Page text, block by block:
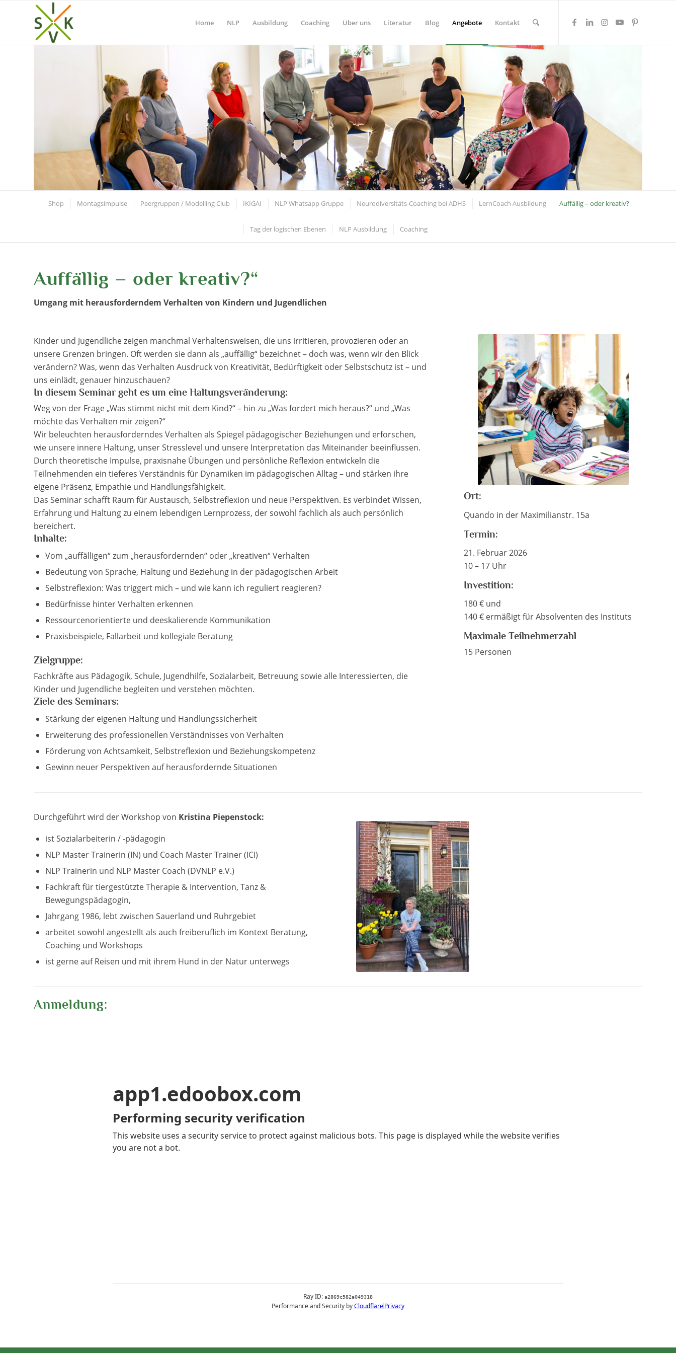
Home NLP Ausbildung Coaching Über uns Literatur Blog Angebote Kontakt
Shop Montagsimpulse Peergruppen / Modelling Club IKIGAI NLP Whatsapp Gruppe Neurodiversitäts-Coaching bei ADHS LernCoach Ausbildung Auffällig – oder kreativ?
Tag der logischen Ebenen NLP Ausbildung Coaching
Auffällig – oder kreativ?“
Umgang mit herausforderndem Verhalten von Kindern und Jugendlichen
Kinder und Jugendliche zeigen manchmal Verhaltensweisen, die uns irritieren, provozieren oder an
unsere Grenzen bringen. Oft werden sie dann als „auffällig“ bezeichnet – doch was, wenn wir den Blick
verändern? Was, wenn das Verhalten Ausdruck von Kreativität, Bedürftigkeit oder Selbstschutz ist – und
uns einlädt, genauer hinzuschauen?
In diesem Seminar geht es um eine Haltungsveränderung:
Weg von der Frage „Was stimmt nicht mit dem Kind?“ – hin zu „Was fordert mich heraus?“ und „Was
möchte das Verhalten mir zeigen?“
Wir beleuchten herausforderndes Verhalten als Spiegel pädagogischer Beziehungen und erforschen,
wie unsere innere Haltung, unser Stresslevel und unsere Interpretation das Miteinander beeinflussen.
Durch theoretische Impulse, praxisnahe Übungen und persönliche Reflexion entwickeln die
Teilnehmenden ein tieferes Verständnis für Dynamiken im pädagogischen Alltag – und stärken ihre
eigene Präsenz, Empathie und Handlungsfähigkeit.
Das Seminar schafft Raum für Austausch, Selbstreflexion und neue Perspektiven. Es verbindet Wissen,
Erfahrung und Haltung zu einem lebendigen Lernprozess, der sowohl fachlich als auch persönlich
bereichert.
Inhalte:
Vom „auffälligen“ zum „herausfordernden“ oder „kreativen“ Verhalten
Bedeutung von Sprache, Haltung und Beziehung in der pädagogischen Arbeit
Selbstreflexion: Was triggert mich – und wie kann ich reguliert reagieren?
Bedürfnisse hinter Verhalten erkennen
Ressourcenorientierte und deeskalierende Kommunikation
Praxisbeispiele, Fallarbeit und kollegiale Beratung
Zielgruppe:
Fachkräfte aus Pädagogik, Schule, Jugendhilfe, Sozialarbeit, Betreuung sowie alle Interessierten, die
Kinder und Jugendliche begleiten und verstehen möchten.
Ziele des Seminars:
Stärkung der eigenen Haltung und Handlungssicherheit
Erweiterung des professionellen Verständnisses von Verhalten
Förderung von Achtsamkeit, Selbstreflexion und Beziehungskompetenz
Gewinn neuer Perspektiven auf herausfordernde Situationen
Ort:
Quando in der Maximilianstr. 15a
Termin:
21. Februar 2026
10 – 17 Uhr
Investition:
180 € und
140 € ermäßigt für Absolventen des Instituts
Maximale Teilnehmerzahl
15 Personen
Durchgeführt wird der Workshop von Kristina Piepenstock:
ist Sozialarbeiterin / -pädagogin
NLP Master Trainerin (IN) und Coach Master Trainer (ICI)
NLP Trainerin und NLP Master Coach (DVNLP e.V.)
Fachkraft für tiergestützte Therapie & Intervention, Tanz &
Bewegungspädagogin,
Jahrgang 1986, lebt zwischen Sauerland und Ruhrgebiet
arbeitet sowohl angestellt als auch freiberuflich im Kontext Beratung,
Coaching und Workshops
ist gerne auf Reisen und mit ihrem Hund in der Natur unterwegs
Anmeldung: